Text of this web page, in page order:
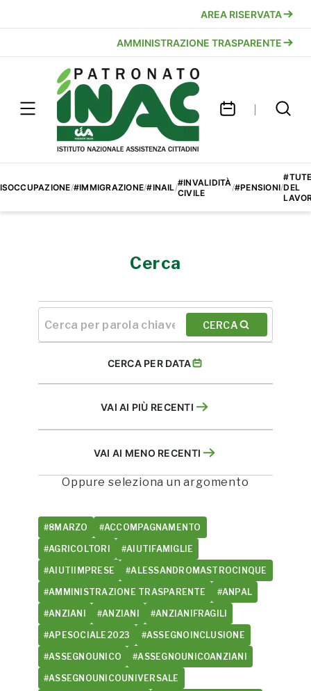
AREA RISERVATA
AMMINISTRAZIONE TRASPARENTE
/#IMMIGRAZIONE/#INAIL/#INVALIDITÀ
CIVILE
/#PENSIONI/DEL
Cerca
CERCA
CERCA PER DATA
VAI AI PIÙ RECENTI
VAI AI MENO RECENTI
Oppure seleziona un argomento
#8MARZO #ACCOMPAGNAMENTO
#AGRICOLTORI #AIUTIFAMIGLIE
#AIUTIIMPRESE #ALESSANDROMASTROCINQUE
#AMMINISTRAZIONE TRASPARENTE #ANPAL
#ANZIANI #ANZIANI #ANZIANIFRAGILI
#APESOCIALE2023 #ASSEGNOINCLUSIONE
#ASSEGNOUNICO #ASSEGNOUNICOANZIANI
#ASSEGNOUNICOUNIVERSALE